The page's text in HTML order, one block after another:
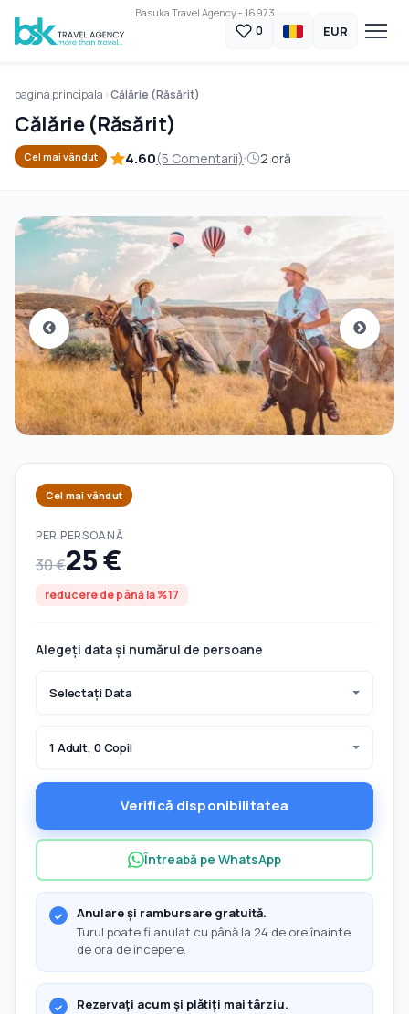
Basuka Travel Agency - 16973
0 EUR
pagina principala Călărie (Răsărit)
Călărie (Răsărit)
Cel mai vândut 4.60(5 Comentarii) 2 oră
Cel mai vândut
PER PERSOANĂ
30 €25 €
reducere de până la %17
Alegeți data și numărul de persoane
Selectați Data
1 Adult, 0 Copil
Verifică disponibilitatea
Întreabă pe WhatsApp
Anulare și rambursare gratuită.
Turul poate fi anulat cu până la 24 de ore înainte
de ora de începere.
Rezervați acum și plătiți mai târziu.